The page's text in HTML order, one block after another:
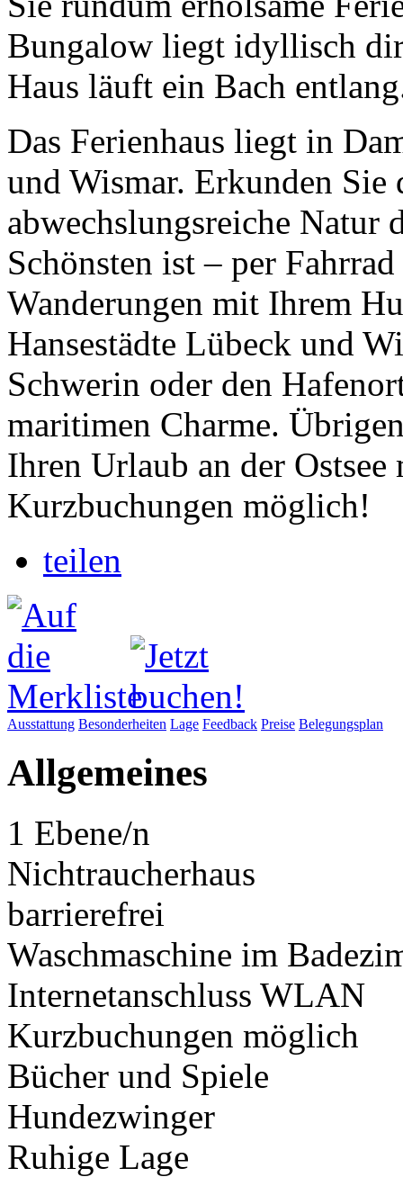
Bungalow liegt idyllisch
Haus läuft ein Bach
Das Ferienhaus liegt in
und Wismar. Erkunden Sie
abwechslungsreiche Natur
Schönsten ist – per
Wanderungen mit Ihrem
Hansestädte Lübeck und
Schwerin oder den
maritimen Charme.
Ihren Urlaub an der
Kurzbuchungen möglich!
teilen
Ausstattung Besonderheiten Lage Feedback Preise Belegungsplan
Allgemeines
1 Ebene/n
Nichtraucherhaus
barrierefrei
Waschmaschine im
Internetanschluss WLAN
Kurzbuchungen möglich
Bücher und Spiele
Hundezwinger
Ruhige Lage